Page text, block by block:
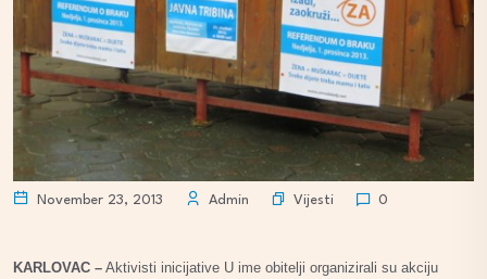
November 23, 2013 Admin Vijesti 0
KARLOVAC – Aktivisti inicijative U ime obitelji organizirali su akciju